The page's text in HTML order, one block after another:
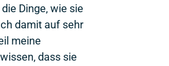
Dinge, wie sie
damit auf sehr
meine
dass sie